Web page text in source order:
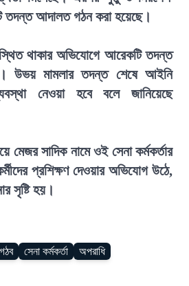
তদন্ত আদালত গঠন করা হয়েছে।
থাকার অভিযোগে আরেকটি তদন্ত
উভয় মামলার তদন্ত শেষে আইনি
নেওয়া হবে বলে জানিয়েছে
মেজর সাদিক নামে ওই সেনা কর্মকর্তার
প্রশিক্ষণ দেওয়ার অভিযোগ উঠে,
সৃষ্টি হয়।
গঠব সেনা কর্মকর্তা অপরাধি